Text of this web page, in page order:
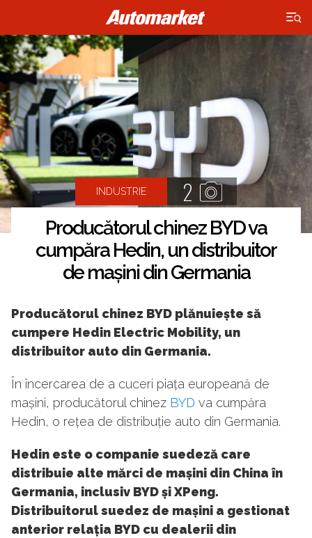
×
INDUSTRIE 2
Producătorul chinez BYD va
cumpăra Hedin, un distribuitor
de mașini din Germania
Producătorul chinez BYD plănuiește să
cumpere Hedin Electric Mobility, un
distribuitor auto din Germania.
În încercarea de a cuceri piața europeană de
mașini, producătorul chinez BYD va cumpăra
Hedin, o rețea de distribuție auto din Germania.
Hedin este o companie suedeză care
distribuie alte mărci de mașini din China în
Germania, inclusiv BYD și XPeng.
Distribuitorul suedez de mașini a gestionat
anterior relația BYD cu dealerii din